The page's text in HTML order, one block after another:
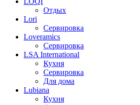
Отдых
Lori
Сервировка
Loveramics
Сервировка
LSA International
Кухня
Сервировка
Для дома
Lubiana
Кухня